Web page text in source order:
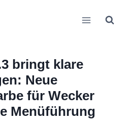
bringt klare
Neue
für Wecker
Menüführung